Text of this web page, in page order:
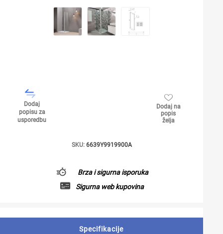
Dodaj
popisu za
usporedbu
Dodaj na
popis
želja
SKU: 6639Y9919900A
Brza i sigurna isporuka
Sigurna web kupovina
Specifikacije